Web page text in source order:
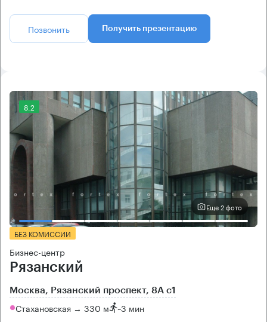
Позвонить Получить презентацию
8.2
Еще 2 фото
БЕЗ КОМИССИИ
Бизнес-центр
Рязанский
Москва, Рязанский проспект, 8А с1
Стахановская → 330 м ~3 мин